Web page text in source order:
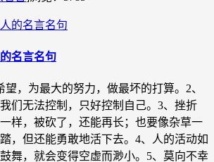
名言名句
望，为最大的努力，做最坏的打算。2、
们无法控制，只好控制自己。3、挫折
样，被砍了，还能再长；也要像杂草一
，但还能勇敢地活下去。4、人的活动如
舞，就会变得空虚而渺小。5、莫向不幸